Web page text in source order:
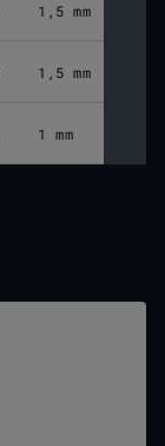
1,5 mm
1,5 mm
1 mm